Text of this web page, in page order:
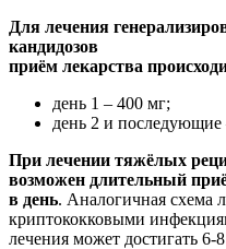
Для лечения
кандидозов
приём лекарства
день 1 – 400 мг;
день 2 и последующие
При лечении тяжёлых
возможен длительный
в день. Аналогичная схема
криптококковыми
лечения может достигать 6-